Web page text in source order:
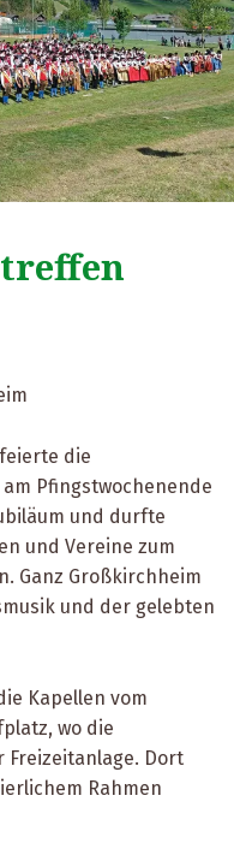
die
Pfingstwochenende
und durfte
und Vereine zum
Ganz Großkirchheim
und der gelebten
Kapellen vom
wo die
Dort
Rahmen